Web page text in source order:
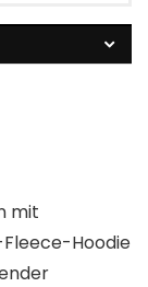
mit
Hoodie